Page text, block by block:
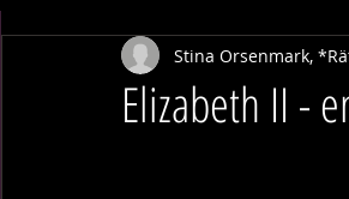
Vård och skötsel Brud i vitt
Elizabeth II -
Stina Orsenmark,